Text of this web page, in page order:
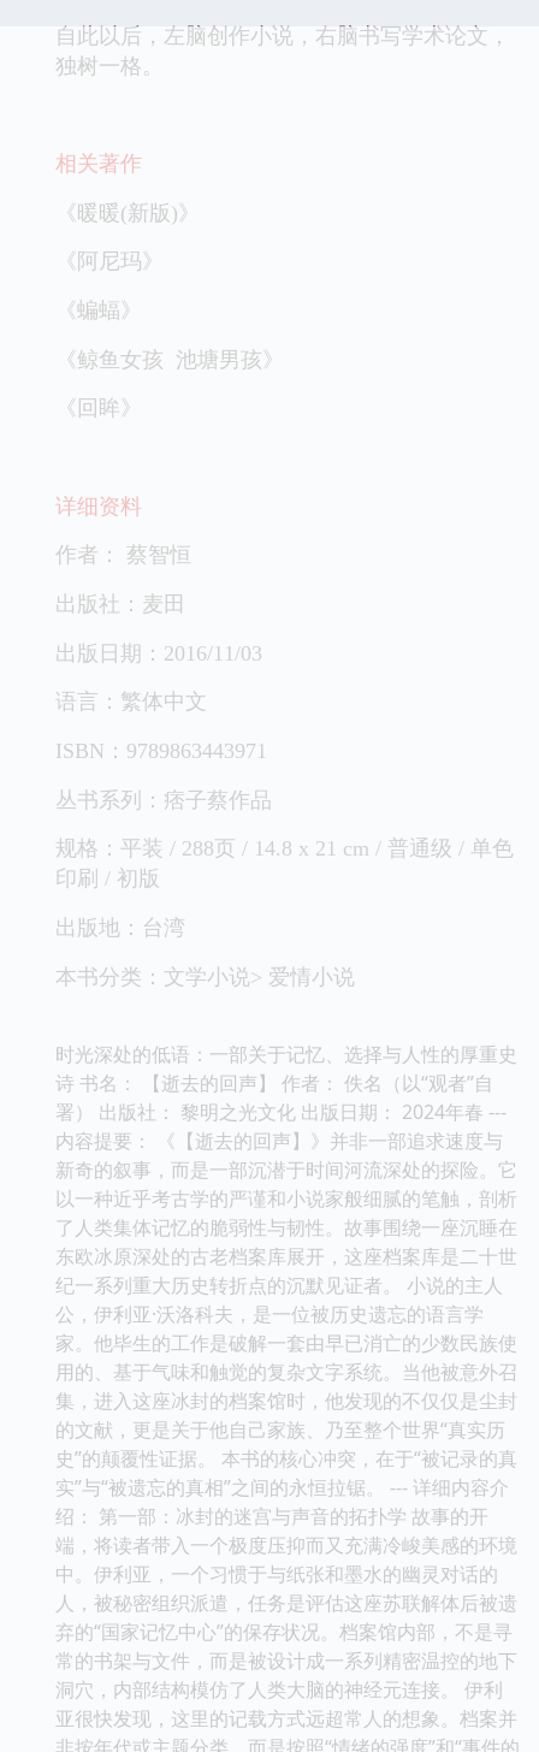
自此以后，左脑创作小说，右脑书写学术论文，
独树一格。
相关著作
《暖暖(新版)》
《阿尼玛》
《蝙蝠》
《鲸鱼女孩 池塘男孩》
《回眸》
详细资料
作者： 蔡智恒
出版社：麦田
出版日期：2016/11/03
语言：繁体中文
ISBN：9789863443971
丛书系列：痞子蔡作品
规格：平装 / 288页 / 14.8 x 21 cm / 普通级 / 单色
印刷 / 初版
出版地：台湾
本书分类：文学小说> 爱情小说
时光深处的低语：一部关于记忆、选择与人性的厚重史
诗 书名： 【逝去的回声】 作者： 佚名（以“观者”自
署） 出版社： 黎明之光文化 出版日期： 2024年春 ---
内容提要： 《【逝去的回声】》并非一部追求速度与
新奇的叙事，而是一部沉潜于时间河流深处的探险。它
以一种近乎考古学的严谨和小说家般细腻的笔触，剖析
了人类集体记忆的脆弱性与韧性。故事围绕一座沉睡在
东欧冰原深处的古老档案库展开，这座档案库是二十世
纪一系列重大历史转折点的沉默见证者。 小说的主人
公，伊利亚·沃洛科夫，是一位被历史遗忘的语言学
家。他毕生的工作是破解一套由早已消亡的少数民族使
用的、基于气味和触觉的复杂文字系统。当他被意外召
集，进入这座冰封的档案馆时，他发现的不仅仅是尘封
的文献，更是关于他自己家族、乃至整个世界“真实历
史”的颠覆性证据。 本书的核心冲突，在于“被记录的真
实”与“被遗忘的真相”之间的永恒拉锯。 --- 详细内容介
绍： 第一部：冰封的迷宫与声音的拓扑学 故事的开
端，将读者带入一个极度压抑而又充满冷峻美感的环境
中。伊利亚，一个习惯于与纸张和墨水的幽灵对话的
人，被秘密组织派遣，任务是评估这座苏联解体后被遗
弃的“国家记忆中心”的保存状况。档案馆内部，不是寻
常的书架与文件，而是被设计成一系列精密温控的地下
洞穴，内部结构模仿了人类大脑的神经元连接。 伊利
亚很快发现，这里的记载方式远超常人的想象。档案并